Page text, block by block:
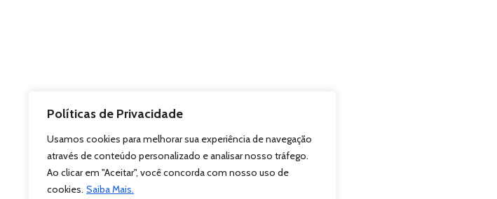
Políticas de Privacidade
Usamos cookies para melhorar sua experiência de navegação
através de conteúdo personalizado e analisar nosso tráfego.
Ao clicar em "Aceitar", você concorda com nosso uso de
cookies. Saiba Mais.